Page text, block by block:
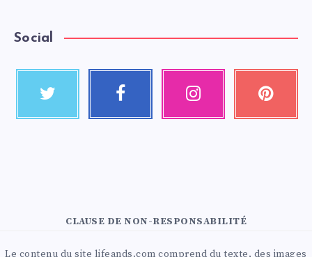
Social
CLAUSE DE NON-RESPONSABILITÉ
Le contenu du site lifeands.com comprend du texte, des images